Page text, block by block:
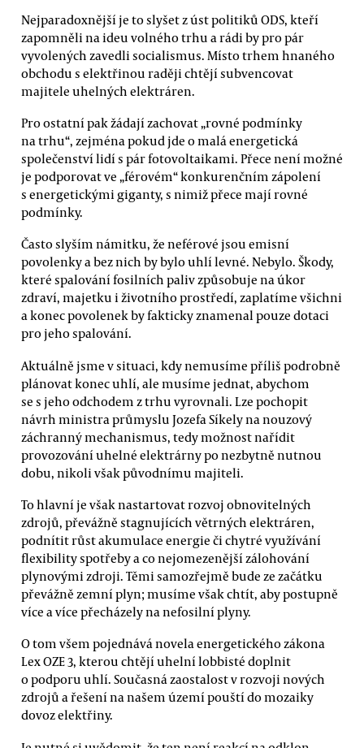
Nejparadoxnější je to slyšet z úst politiků ODS, kteří
zapomněli na ideu volného trhu a rádi by pro pár
vyvolených zavedli socialismus. Místo trhem hnaného
obchodu s elektřinou raději chtějí subvencovat
majitele uhelných elektráren.
Pro ostatní pak žádají zachovat „rovné podmínky
na trhu“, zejména pokud jde o malá energetická
společenství lidí s pár fotovoltaikami. Přece není možné
je podporovat ve „férovém“ konkurenčním zápolení
s energetickými giganty, s nimiž přece mají rovné
podmínky.
Často slyším námitku, že neférové jsou emisní
povolenky a bez nich by bylo uhlí levné. Nebylo. Škody,
které spalování fosilních paliv způsobuje na úkor
zdraví, majetku i životního prostředí, zaplatíme všichni
a konec povolenek by fakticky znamenal pouze dotaci
pro jeho spalování.
Aktuálně jsme v situaci, kdy nemusíme příliš podrobně
plánovat konec uhlí, ale musíme jednat, abychom
se s jeho odchodem z trhu vyrovnali. Lze pochopit
návrh ministra průmyslu Jozefa Síkely na nouzový
záchranný mechanismus, tedy možnost nařídit
provozování uhelné elektrárny po nezbytně nutnou
dobu, nikoli však původnímu majiteli.
To hlavní je však nastartovat rozvoj obnovitelných
zdrojů, převážně stagnujících větrných elektráren,
podnítit růst akumulace energie či chytré využívání
flexibility spotřeby a co nejomezenější zálohování
plynovými zdroji. Těmi samozřejmě bude ze začátku
převážně zemní plyn; musíme však chtít, aby postupně
více a více přecházely na nefosilní plyny.
O tom všem pojednává novela energetického zákona
Lex OZE 3, kterou chtějí uhelní lobbisté doplnit
o podporu uhlí. Současná zaostalost v rozvoji nových
zdrojů a řešení na našem území pouští do mozaiky
dovoz elektřiny.